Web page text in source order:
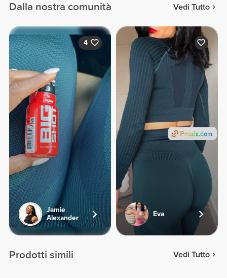
Dalla nostra comunità Vedi Tutto
4
Jamie
Alexander
Eva
Prodotti simili Vedi Tutto